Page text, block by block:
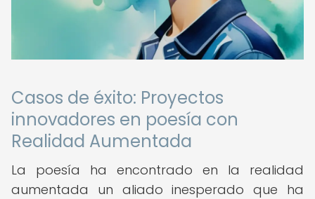
Casos de éxito: Proyectos
innovadores en poesía con
Realidad Aumentada
La poesía ha encontrado en la realidad
aumentada un aliado inesperado que ha